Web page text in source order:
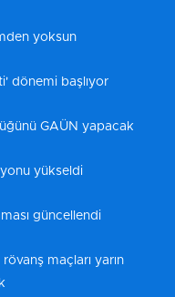
yoksun
dönemi başlıyor
GAÜN yapacak
yükseldi
güncellendi
maçları yarın